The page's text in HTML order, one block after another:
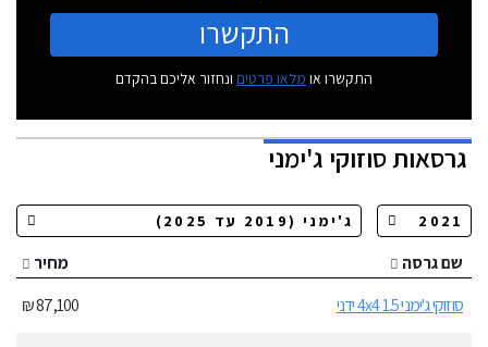
התקשרו
התקשרו או מלאו פרטים ונחזור אליכם בהקדם
גרסאותסוזוקי ג'ימני
שם גרסה
מחיר
סוזוקי ג'ימני 1.5 4x4 ידני
87,100 ₪